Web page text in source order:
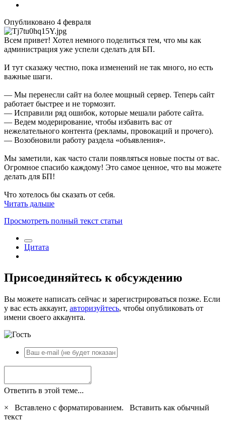
Опубликовано 4 февраля
Всем привет! Хотел немного поделиться тем, что мы как
администрация уже успели сделать для БП.
И тут сказажу честно, пока изменений не так много, но есть
важные шаги.
— Мы перенесли сайт на более мощный сервер. Теперь сайт
работает быстрее и не тормозит.
— Исправили ряд ошибок, которые мешали работе сайта.
— Ведем модерирование, чтобы избавить вас от
нежелательного контента (рекламы, провокаций и прочего).
— Возобновили работу раздела «объявления».
Мы заметили, как часто стали появляться новые посты от вас.
Огромное спасибо каждому! Это самое ценное, что вы можете
делать для БП!
Что хотелось бы сказать от себя.
Читать дальше
Просмотреть полный текст статьи
Цитата
Присоединяйтесь к обсуждению
Вы можете написать сейчас и зарегистрироваться позже. Если
у вас есть аккаунт, авторизуйтесь, чтобы опубликовать от
имени своего аккаунта.
Ответить в этой теме...
×
Вставлено с форматированием. Вставить как обычный
текст